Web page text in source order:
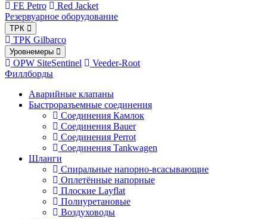
FE Petro
Red Jacket
Резервуарное оборудование
ТРК
ТРК Gilbarco
Уровнемеры
OPW SiteSentinel
Veeder-Root
Филлборды
Аварийные клапаны
Быстроразъемные соединения
Соединения Камлок
Соединения Bauer
Соединения Perrot
Соединения Tankwagen
Шланги
Спиральные напорно-всасывающие
Оплетённые напорные
Плоские Layflat
Полиуретановые
Воздуховоды